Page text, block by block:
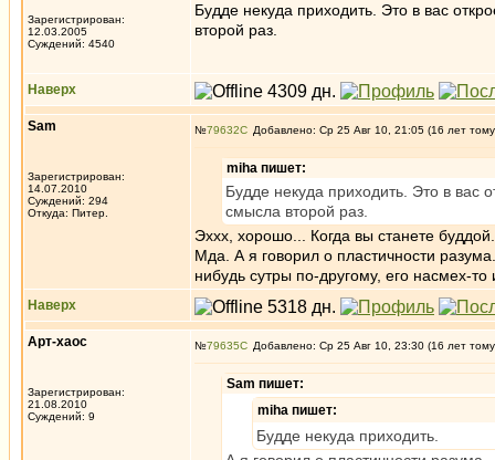
Зарегистрирован:
12.03.2005
Суждений: 4540
Будде некуда приходить. Это в вас
второй раз.
Наверх
Sam
Зарегистрирован:
14.07.2010
Суждений: 294
Откуда: Питер.
№79632 Добавлено: Ср 25 Авг 10, 21:05 (16 лет
miha пишет:
Будде некуда приходить. Это в вас
смысла второй раз.
Эххх, хорошо... Когда вы станете буддой.
Мда. А я говорил о пластичности
нибудь сутры по-другому, его насмех-то
Наверх
Арт-хаос
Зарегистрирован:
21.08.2010
Суждений: 9
№79635 Добавлено: Ср 25 Авг 10, 23:30 (16 лет
Sam пишет:
miha пишет:
Будде некуда приходить.